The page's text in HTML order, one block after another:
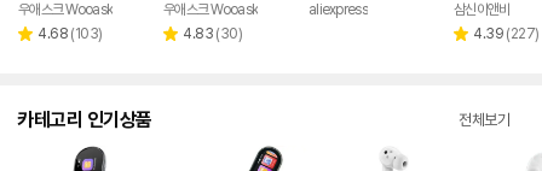
우애스크 Wooask
별 4.68 리
(103)
우애스크 Wooask
별 4.83 리
(30)
aliexpress
삼신이앤비
별 4.39 리
(227)
카테고리 인기상품 전체보기